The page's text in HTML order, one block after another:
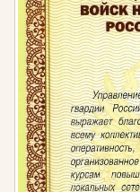
Штраф за
Мера
№ 195-ФЗ и
для